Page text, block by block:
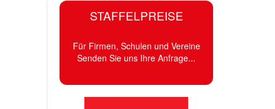
STAFFELPREISE
Für Firmen, Schulen und Vereine
Senden Sie uns Ihre Anfrage...